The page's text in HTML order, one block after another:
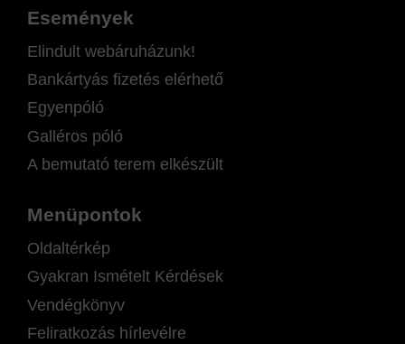
Események
Elindult webáruházunk!
Bankártyás fizetés elérhető
Egyenpóló
Galléros póló
A bemutató terem elkészült
Menüpontok
Oldaltérkép
Gyakran Ismételt Kérdések
Vendégkönyv
Feliratkozás hírlevélre